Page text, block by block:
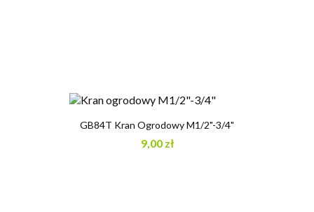
GB84T Kran Ogrodowy M1/2"-3/4"
9,00 zł